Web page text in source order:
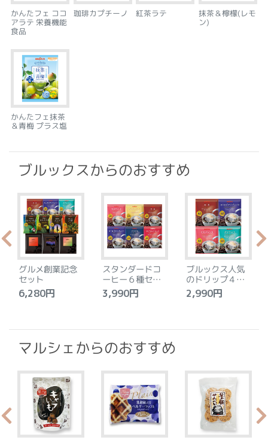
かんたフェ ココ
アラテ 栄養機能
食品
珈琲カプチーノ 紅茶ラテ 抹茶＆檸檬(レモ
ン)
かんたフェ抹茶
＆青梅 プラス塩
ブルックスからのおすすめ
グルメ創業記念
セット
6,280円
スタンダードコ
ーヒー６種セッ
ト
3,990円
ブルックス人気
のドリップ４種
セット
2,990円
マルシェからのおすすめ